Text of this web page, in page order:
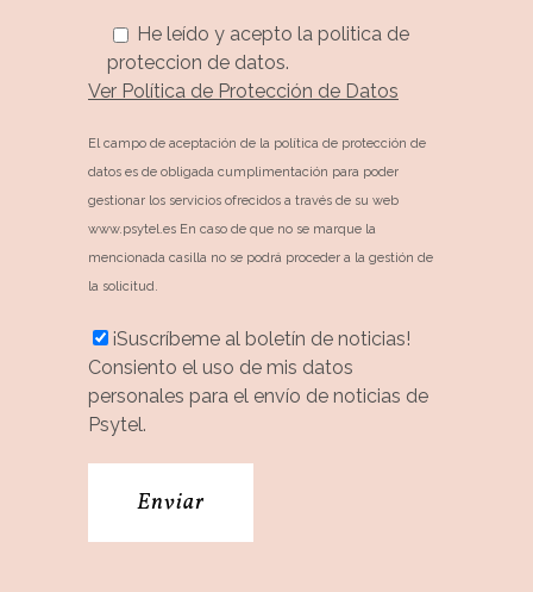
He leído y acepto la politica de
proteccion de datos.
Ver Política de Protección de Datos
El campo de aceptación de la política de protección de
datos es de obligada cumplimentación para poder
gestionar los servicios ofrecidos a través de su web
www.psytel.es En caso de que no se marque la
mencionada casilla no se podrá proceder a la gestión de
la solicitud.
¡Suscríbeme al boletín de noticias!
Consiento el uso de mis datos
personales para el envío de noticias de
Psytel.